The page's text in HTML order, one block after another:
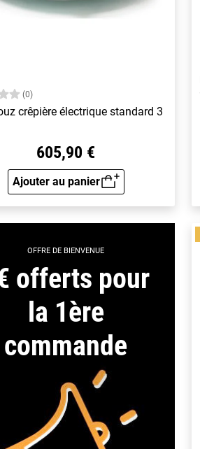
(0)
crêpière électrique standard 3
605,90 €
Ajouter au panier
Aperçu rapide
OFFRE DE BIENVENUE
offerts pour
la 1ère
commande